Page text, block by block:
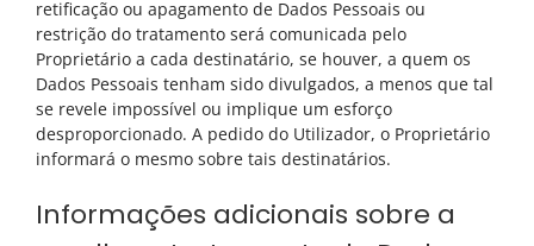
retificação ou apagamento de Dados Pessoais ou
restrição do tratamento será comunicada pelo
Proprietário a cada destinatário, se houver, a quem os
Dados Pessoais tenham sido divulgados, a menos que tal
se revele impossível ou implique um esforço
desproporcionado. A pedido do Utilizador, o Proprietário
informará o mesmo sobre tais destinatários.
Informações adicionais sobre a